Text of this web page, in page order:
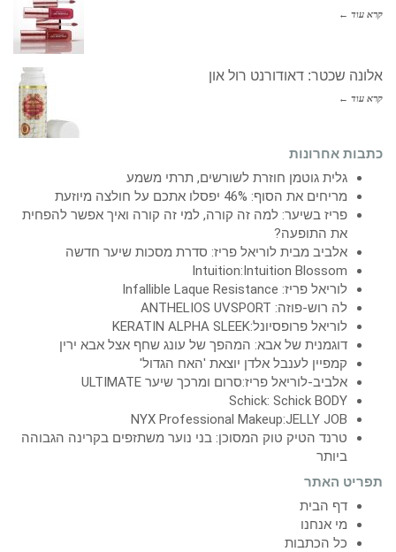
קרא עוד ←
אלונה שכטר: דאודורנט רול און
קרא עוד ←
כתבות אחרונות
גלית גוטמן חוזרת לשורשים, תרתי משמע
מריחים את הסוף: 46% יפסלו אתכם על חולצה מיוזעת
פריז בשיער: למה זה קורה, למי זה קורה ואיך אפשר להפחית
את התופעה?
אלביב מבית לוריאל פריז: סדרת מסכות שיער חדשה
Intuition:Intuition Blossom
לוריאל פריז: Infallible Laque Resistance
לה רוש-פוזה: ANTHELIOS UVSPORT
לוריאל פרופסיונל:KERATIN ALPHA SLEEK
דוגמנית של אבא: המהפך של עונג שחף אצל אבא ירין
קמפיין לענבל אלדן יוצאת 'האח הגדול'
אלביב-לוריאל פריז:סרום ומרכך שיער ULTIMATE
Schick: Schick BODY
NYX Professional Makeup:JELLY JOB
טרנד הטיק טוק המסוכן: בני נוער משתזפים בקרינה הגבוהה
ביותר
תפריט האתר
דף הבית
מי אנחנו
כל הכתבות